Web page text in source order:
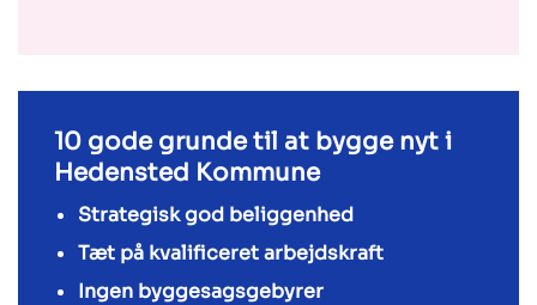
10 gode grunde til at bygge nyt i
Hedensted Kommune
Strategisk god beliggenhed
Tæt på kvalificeret arbejdskraft
Ingen byggesagsgebyrer